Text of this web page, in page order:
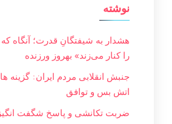
نوشته
هشدار به شیفتگانِ قدرت؛ آنگاه
را کنار می‌زند» بهروز ورزنده
جنبش انقلابی مردم ایران: گزینه
اتش بس و توافق
ضربت تکانشی و پاسخ شگفت